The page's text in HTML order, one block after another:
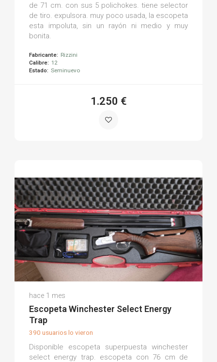
de 71 cm. con sus 5 polichokes. tiene selector
de tiro. expulsora. muy poco usada, la escopeta
esta impoluta, sin un rayón ni medio y muy
bonita.
Fabricante: Rizzini
Calibre: 12
Estado: Seminuevo
1.250 €
(0)
hace 1 mes
Escopeta Winchester Select Energy
Trap
390 usuarios lo vieron
Disponible escopeta superpuesta winchester
select energy trap. escopeta con 76 cm de